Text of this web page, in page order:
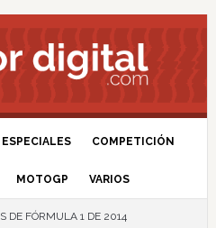
ESPECIALES COMPETICIÓN
MOTOGP VARIOS
DE FÓRMULA 1 DE 2014